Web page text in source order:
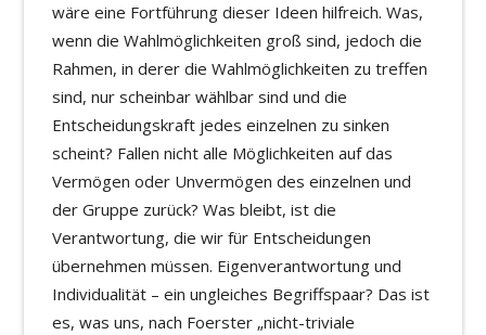
wäre eine Fortführung dieser Ideen hilfreich. Was,
wenn die Wahlmöglichkeiten groß sind, jedoch die
Rahmen, in derer die Wahlmöglichkeiten zu treffen
sind, nur scheinbar wählbar sind und die
Entscheidungskraft jedes einzelnen zu sinken
scheint? Fallen nicht alle Möglichkeiten auf das
Vermögen oder Unvermögen des einzelnen und
der Gruppe zurück? Was bleibt, ist die
Verantwortung, die wir für Entscheidungen
übernehmen müssen. Eigenverantwortung und
Individualität – ein ungleiches Begriffspaar? Das ist
es, was uns, nach Foerster „nicht-triviale